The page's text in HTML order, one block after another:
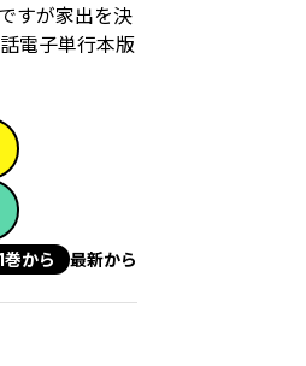
すが家出を決
電子単行本版
巻から 最新から